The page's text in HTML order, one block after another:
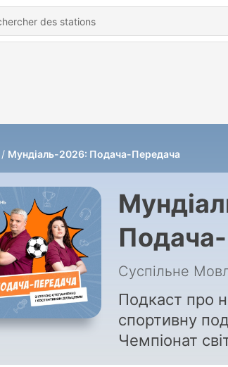
Мундіаль-2026: Подача-Передача
Подача-
Суспільне
Подкаст про
спортивну
Чемпіонат
який